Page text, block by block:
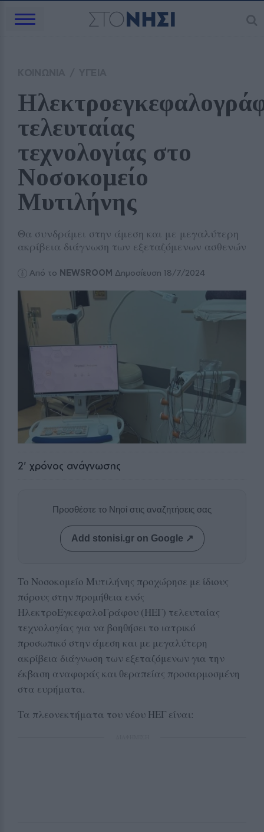
τελευταίας
τεχνολογίας στο
Νοσοκομείο
Μυτιλήνης
Θα συνδράμει στην άμεση και με μεγαλύτερη
ακρίβεια διάγνωση των εξεταζόμενων ασθενών
Από το NEWSROOM Δημοσίευση 18/7/2024
2' χρόνος ανάγνωσης
Προσθέστε το Νησί στις αναζητήσεις σας
Add stonisi.gr on Google ↗
Το Νοσοκομείο Μυτιλήνης προχώρησε με ίδιους
πόρους στην προμήθεια ενός
ΗλεκτροΕγκεφαλοΓράφου (ΗΕΓ) τελευταίας
τεχνολογίας για να βοηθήσει το ιατρικό
προσωπικό στην άμεση και με μεγαλύτερη
ακρίβεια διάγνωση των εξεταζόμενων για την
έκβαση αναφοράς και θεραπείας προσαρμοσμένη
στα ευρήματα.
Τα πλεονεκτήματα του νέου ΗΕΓ είναι: